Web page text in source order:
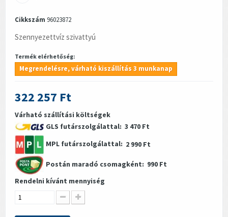
Cikkszám 96023872
Szennyezettvíz szivattyú
Termék elérhetőség:
Megrendelésre, várható kiszállítás 3 munkanap
322 257 Ft
Várható szállítási költségek
GLS futárszolgálattal: 3 470 Ft
MPL futárszolgálattal: 2 990 Ft
Postán maradó csomagként: 990 Ft
Rendelni kívánt mennyiség